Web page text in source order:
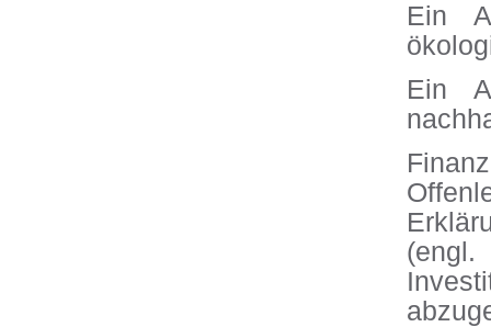
Ein
Ein